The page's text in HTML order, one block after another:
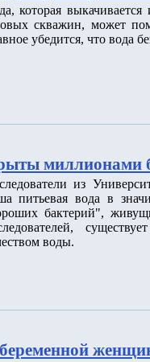
которая
скважин, может
убедится, что вода
миллионами
из
питьевая вода в
бактерий",
воды.